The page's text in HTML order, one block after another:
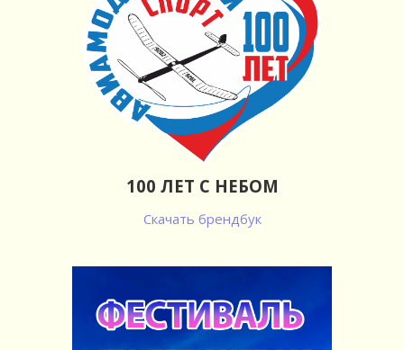
100 ЛЕТ С НЕБОМ
Скачать брендбук